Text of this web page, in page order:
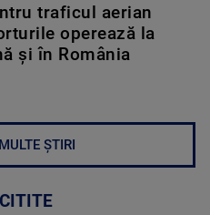
traficul aerian
operează la
și în România
ȘTIRI